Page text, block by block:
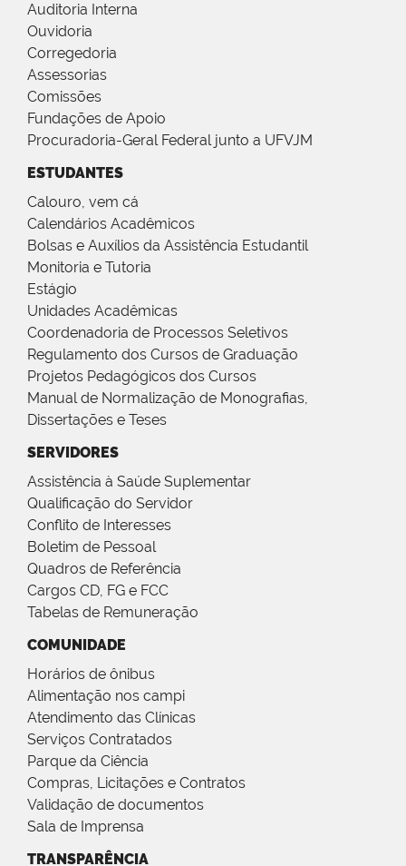
Auditoria Interna
Ouvidoria
Corregedoria
Assessorias
Comissões
Fundações de Apoio
Procuradoria-Geral Federal junto a UFVJM
ESTUDANTES
Calouro, vem cá
Calendários Acadêmicos
Bolsas e Auxílios da Assistência Estudantil
Monitoria e Tutoria
Estágio
Unidades Acadêmicas
Coordenadoria de Processos Seletivos
Regulamento dos Cursos de Graduação
Projetos Pedagógicos dos Cursos
Manual de Normalização de Monografias,
Dissertações e Teses
SERVIDORES
Assistência à Saúde Suplementar
Qualificação do Servidor
Conflito de Interesses
Boletim de Pessoal
Quadros de Referência
Cargos CD, FG e FCC
Tabelas de Remuneração
COMUNIDADE
Horários de ônibus
Alimentação nos campi
Atendimento das Clínicas
Serviços Contratados
Parque da Ciência
Compras, Licitações e Contratos
Validação de documentos
Sala de Imprensa
TRANSPARÊNCIA